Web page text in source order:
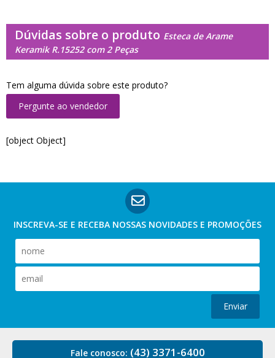
Dúvidas sobre o produto Esteca de Arame
Keramik R.15252 com 2 Peças
Tem alguma dúvida sobre este produto?
Pergunte ao vendedor
[object Object]
INSCREVA-SE E RECEBA NOSSAS NOVIDADES E PROMOÇÕES
Enviar
Fale conosco: (43) 3371-6400